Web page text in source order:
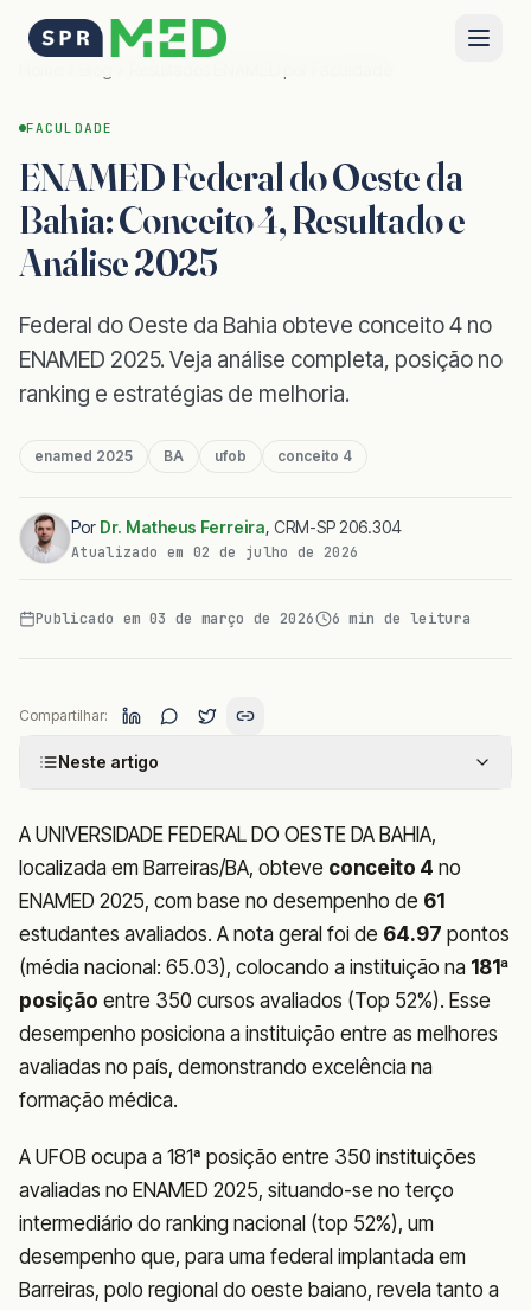
FACULDADE
ENAMED Federal do Oeste da
Bahia: Conceito 4, Resultado e
Análise 2025
Federal do Oeste da Bahia obteve conceito 4 no
ENAMED 2025. Veja análise completa, posição no
ranking e estratégias de melhoria.
enamed 2025 BA ufob conceito 4
Por Dr. Matheus Ferreira, CRM-SP 206.304
Atualizado em 02 de julho de 2026
Publicado em 03 de março de 2026 6 min de leitura
Compartilhar:
Neste artigo
A UNIVERSIDADE FEDERAL DO OESTE DA BAHIA,
localizada em Barreiras/BA, obteve conceito 4 no
ENAMED 2025, com base no desempenho de 61
estudantes avaliados. A nota geral foi de 64.97 pontos
(média nacional: 65.03), colocando a instituição na 181ª
posição entre 350 cursos avaliados (Top 52%). Esse
desempenho posiciona a instituição entre as melhores
avaliadas no país, demonstrando excelência na
formação médica.
A UFOB ocupa a 181ª posição entre 350 instituições
avaliadas no ENAMED 2025, situando-se no terço
intermediário do ranking nacional (top 52%), um
desempenho que, para uma federal implantada em
Barreiras, polo regional do oeste baiano, revela tanto a